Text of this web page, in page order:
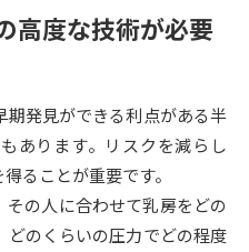
る
実施プログラムから探す
高度な技術が必要
発見ができる利点がある半
あります。リスクを減らし
ることが重要です。
の人に合わせて乳房をどの
どのくらいの圧力でどの程度